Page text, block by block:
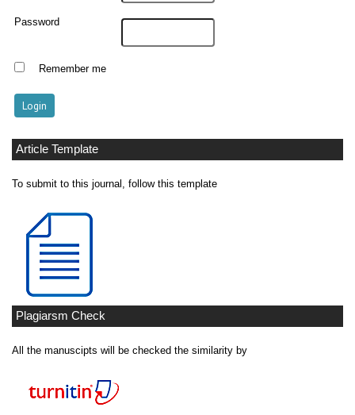
Password
Remember me
Article Template
To submit to this journal, follow this template
Plagiarsm Check
All the manuscipts will be checked the similarity by